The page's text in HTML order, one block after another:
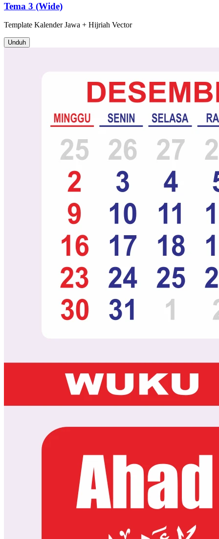
Tema 3 (Wide)
Template Kalender Jawa + Hijriah Vector
Unduh